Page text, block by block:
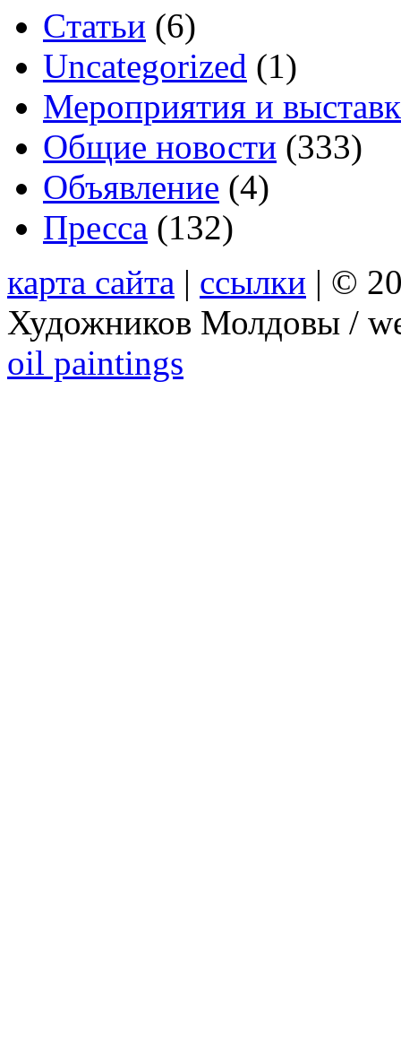
Cтатьи (6)
Uncategorized (1)
Мероприятия и
Общие новости (333)
Объявление (4)
Пресса (132)
карта сайта | ссылки | ©
Художников Молдовы /
oil paintings